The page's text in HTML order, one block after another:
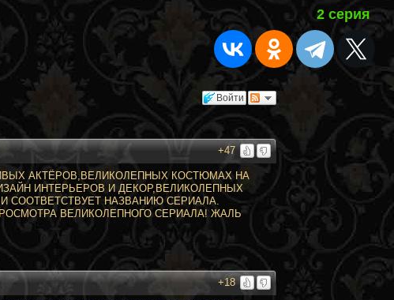
2 серия
Войти
+47
АКТЁРОВ,ВЕЛИКОЛЕПНЫХ КОСТЮМАХ НА
ИНТЕРЬЕРОВ И ДЕКОР,ВЕЛИКОЛЕПНЫХ
СООТВЕТСТВУЕТ НАЗВАНИЮ СЕРИАЛА.
ВЕЛИКОЛЕПНОГО СЕРИАЛА! ЖАЛЬ
+18